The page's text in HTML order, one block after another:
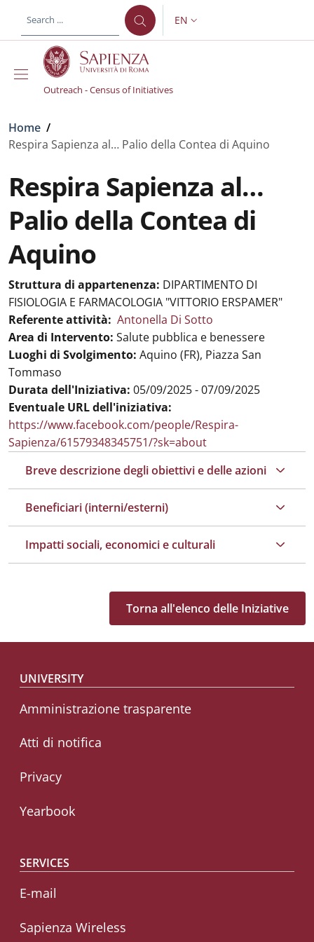
LANGUAGE SWITCHER:
EN
Outreach - Census of Initiatives
Breadcrumb
Home /
Respira Sapienza al… Palio della Contea di Aquino
Respira Sapienza al…
Palio della Contea di
Aquino
Struttura di appartenenza: DIPARTIMENTO DI
FISIOLOGIA E FARMACOLOGIA "VITTORIO ERSPAMER"
Referente attività: Antonella Di Sotto
Area di Intervento: Salute pubblica e benessere
Luoghi di Svolgimento: Aquino (FR), Piazza San
Tommaso
Durata dell'Iniziativa: 05/09/2025 - 07/09/2025
Eventuale URL dell'iniziativa:
https://www.facebook.com/people/Respira-
Sapienza/61579348345751/?sk=about
Breve descrizione degli obiettivi e delle azioni
Beneficiari (interni/esterni)
Impatti sociali, economici e culturali
Torna all'elenco delle Iniziative
Footer menu
UNIVERSITY
Amministrazione trasparente
Atti di notifica
Privacy
Yearbook
SERVICES
E-mail
Sapienza Wireless